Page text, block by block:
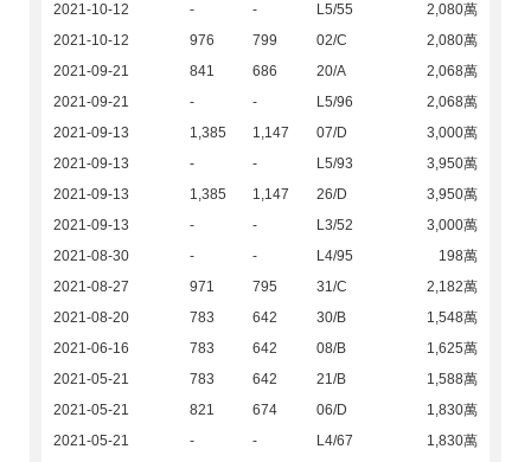
2021-10-12
- - L5/55
2,080萬
2021-10-12
976 799 02/C
2,080萬
2021-09-21
841 686 20/A
2,068萬
2021-09-21
- - L5/96
2,068萬
2021-09-13
1,385 1,147 07/D
3,000萬
2021-09-13
- - L5/93
3,950萬
2021-09-13
1,385 1,147 26/D
3,950萬
2021-09-13
- - L3/52
3,000萬
2021-08-30
- - L4/95
198萬
2021-08-27
971 795 31/C
2,182萬
2021-08-20
783 642 30/B
1,548萬
2021-06-16
783 642 08/B
1,625萬
2021-05-21
783 642 21/B
1,588萬
2021-05-21
821 674 06/D
1,830萬
2021-05-21
- - L4/67
1,830萬